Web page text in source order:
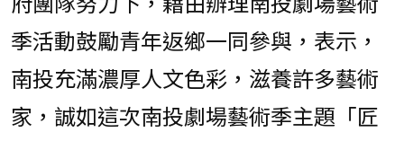
季活動鼓勵青年返鄉一同參與，表示，
南投充滿濃厚人文色彩，滋養許多藝術
家，誠如這次南投劇場藝術季主題「匠